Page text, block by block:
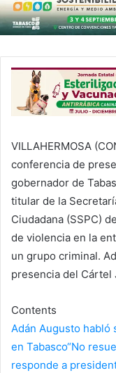
VILLAHERMOSA
conferencia de
gobernador de
titular de la
Ciudadana (SSPC)
de violencia en la
un grupo criminal.
presencia del Cártel
Contents
Adán Augusto habló
en Tabasco“No
responde a